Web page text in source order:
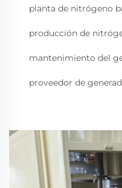
planta de nitrógeno
producción de
mantenimiento del
proveedor de